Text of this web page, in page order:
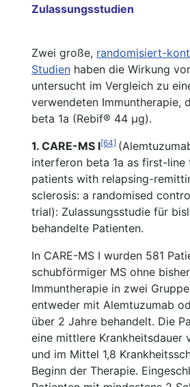
Zulassungsstudien
Zwei große, randomisiert-
Studien haben die Wirkung
untersucht im Vergleich zu
verwendeten Immuntherapie,
beta 1a (Rebif® 44 μg).
1. CARE-MS I[64]
interferon beta 1a as first-
patients with relapsing-
sclerosis: a randomised
trial): Zulassungsstudie für
behandelte Patienten.
In CARE-MS I wurden 581
schubförmiger MS ohne
Immuntherapie in zwei
entweder mit Alemtuzumab
über 2 Jahre behandelt. Die
eine mittlere Krankheitsdauer
und im Mittel 1,8
Beginn der Therapie.